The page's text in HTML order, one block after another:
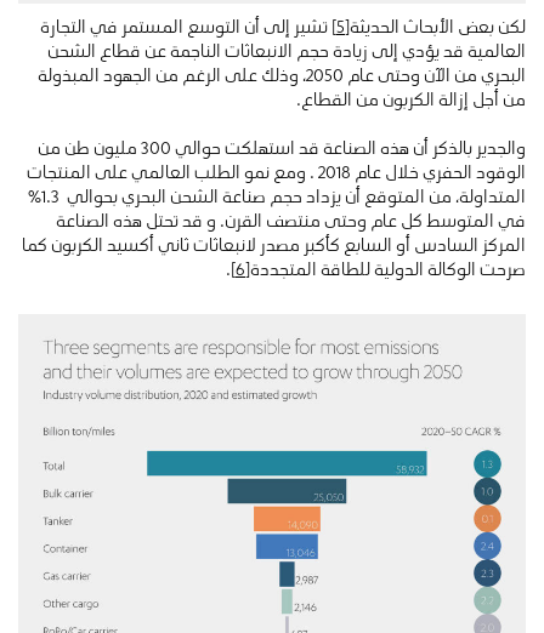
لكن بعض الأبحاث الحديثة[5]
تشير إلى أن التوسع المستمر في التجارة
العالمية قد يؤدي إلى زيادة حجم الانبعاثات الناجمة عن قطاع الشحن
البحري من الآن وحتى عام 2050، وذلك على الرغم من الجهود المبذولة
من أجل إزالة الكربون من القطاع.
والجدير بالذكر أن هذه الصناعة قد استهلكت حوالي 300 مليون طن من
الوقود الحفري خلال عام 2018 . ومع نمو الطلب العالمي على المنتجات
المتداولة، من المتوقع أن يزداد حجم صناعة الشحن البحري بحوالي 1.3٪
في المتوسط كل عام وحتى منتصف القرن. و قد تحتل هذه الصناعة
المركز السادس أو السابع كأكبر مصدر لانبعاثات ثاني أكسيد الكربون كما
صرحت الوكالة الدولية للطاقة المتجددة[6]
.